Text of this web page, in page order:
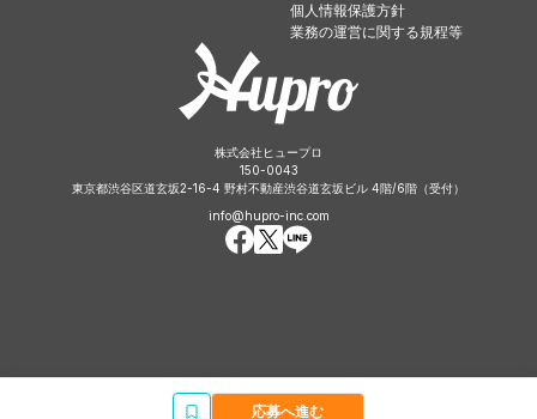
応募へ進む
個人情報保護方針
業務の運営に関する規程等
株式会社ヒュープロ
150-0043
東京都渋谷区道玄坂2-16-4 野村不動産渋谷道玄坂ビル 4階/6階（受付）
info@hupro-inc.com